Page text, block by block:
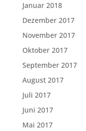
Januar 2018
Dezember 2017
November 2017
Oktober 2017
September 2017
August 2017
Juli 2017
Juni 2017
Mai 2017